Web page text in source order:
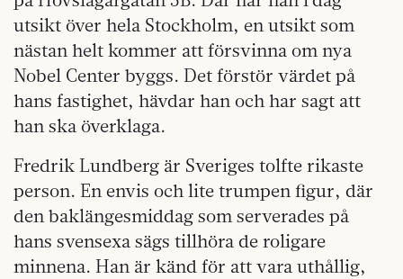
utsikt över hela Stockholm, en utsikt som
nästan helt kommer att försvinna om nya
Nobel Center byggs. Det förstör värdet på
hans fastighet, hävdar han och har sagt att
han ska överklaga.
Fredrik Lundberg är Sveriges tolfte rikaste
person. En envis och lite trumpen figur, där
den baklängesmiddag som serverades på
hans svensexa sägs tillhöra de roligare
minnena. Han är känd för att vara uthållig,